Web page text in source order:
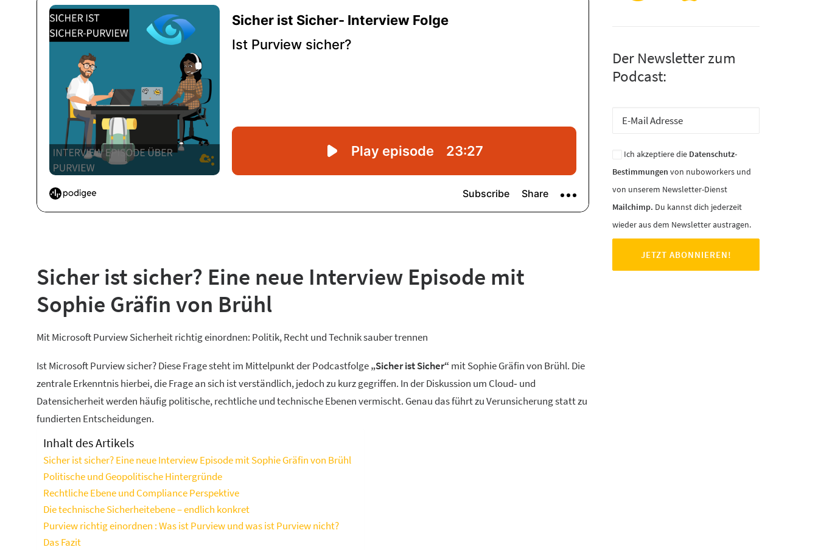
Sicher ist sicher? Eine neue Interview Episode mit
Sophie Gräfin von Brühl
Mit Microsoft Purview Sicherheit richtig einordnen: Politik, Recht und Technik sauber trennen
Ist Microsoft Purview sicher? Diese Frage steht im Mittelpunkt der Podcastfolge„Sicher ist Sicher“ mit Sophie Gräfin von Brühl. Die
zentrale Erkenntnis hierbei, die Frage an sich ist verständlich, jedoch zu kurz gegriffen. In der Diskussion um Cloud‑ und
Datensicherheit werden häufig politische, rechtliche und technische Ebenen vermischt. Genau das führt zu Verunsicherung statt zu
fundierten Entscheidungen.
Inhalt des Artikels
Sicher ist sicher? Eine neue Interview Episode mit Sophie Gräfin von Brühl
Politische und Geopolitische Hintergründe
Rechtliche Ebene und Compliance Perspektive
Die technische Sicherheitebene – endlich konkret
Purview richtig einordnen : Was ist Purview und was ist Purview nicht?
Das Fazit
Der Newsletter zum
Podcast:
Ich akzeptiere die Datenschutz-
Bestimmungen von nuboworkers und
von unserem Newsletter-Dienst
Mailchimp. Du kannst dich jederzeit
wieder aus dem Newsletter austragen.